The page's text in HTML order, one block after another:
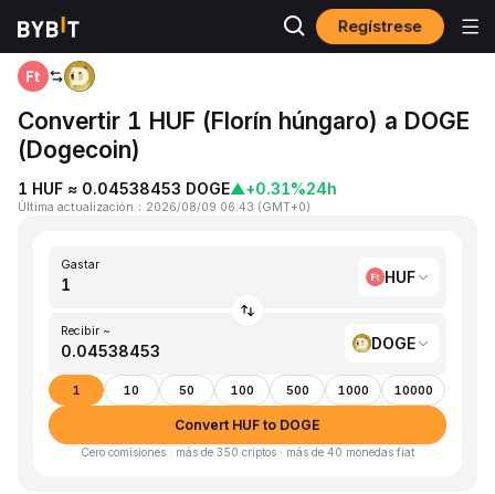
Regístrese
Inicio HUF to DOGE
Convertir 1 HUF (Florín húngaro) a DOGE
(Dogecoin)
1 HUF ≈ 0.04538453 DOGE▲+0.31%24h
Última actualización ： 2026/08/09 06:43 (GMT+0)
Gastar
HUF
Recibir ~
DOGE
1 10 50 100 500 1000 10000
Convert HUF to DOGE
Cero comisiones · más de 350 criptos · más de 40 monedas fiat